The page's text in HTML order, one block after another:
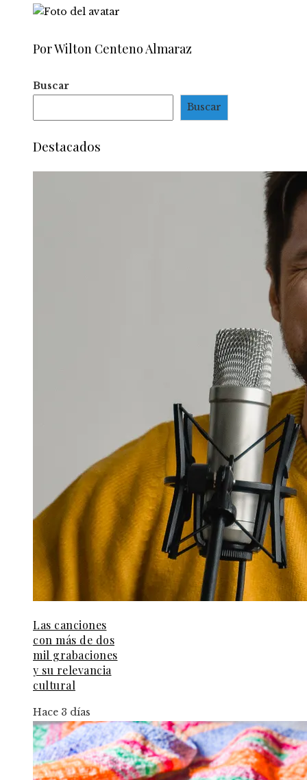
Por Wilton Centeno Almaraz
Buscar
Buscar
Destacados
Las canciones
con más de dos
mil grabaciones
y su relevancia
cultural
Hace 3 días